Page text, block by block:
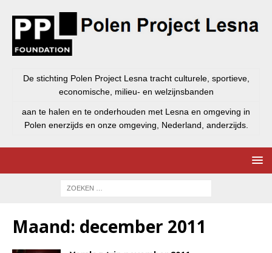
De stichting Polen Project Lesna tracht culturele, sportieve,
economische, milieu- en welzijnsbanden
aan te halen en te onderhouden met Lesna en omgeving in
Polen enerzijds en onze omgeving, Nederland, anderzijds.
Maand: december 2011